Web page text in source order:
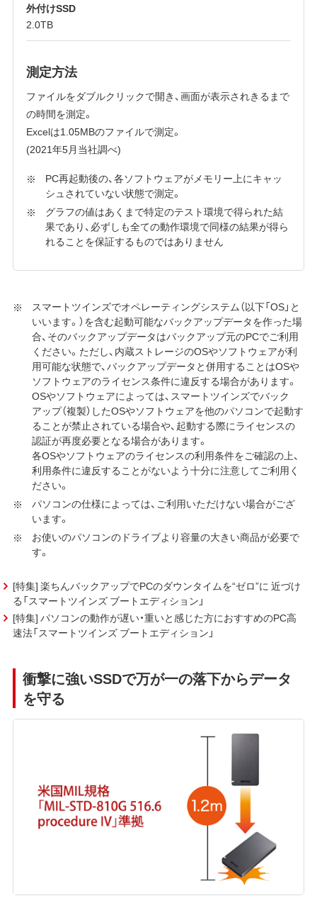
外付けSSD
2.0TB
測定方法
ファイルをダブルクリックで開き、画面が表示されきるまで
の時間を測定。
Excelは1.05MBのファイルで測定。
(2021年5月当社調べ)
PC再起動後の、各ソフトウェアがメモリー上にキャッ
シュされていない状態で測定。
グラフの値はあくまで特定のテスト環境で得られた結
果であり、必ずしも全ての動作環境で同様の結果が得ら
れることを保証するものではありません
スマートツインズでオペレーティングシステム（以下「OS」と
いいます。）を含む起動可能なバックアップデータを作った場
合、そのバックアップデータはバックアップ元のPCでご利用
ください。ただし、内蔵ストレージのOSやソフトウェアが利
用可能な状態で、バックアップデータと併用することはOSや
ソフトウェアのライセンス条件に違反する場合があります。
OSやソフトウェアによっては、スマートツインズでバック
アップ（複製）したOSやソフトウェアを他のパソコンで起動す
ることが禁止されている場合や、起動する際にライセンスの
認証が再度必要となる場合があります。
各OSやソフトウェアのライセンスの利用条件をご確認の上、
利用条件に違反することがないよう十分に注意してご利用く
ださい。
パソコンの仕様によっては、ご利用いただけない場合がござ
います。
お使いのパソコンのドライブより容量の大きい商品が必要で
す。
[特集] 楽ちんバックアップでPCのダウンタイムを“ゼロ”に 近づけ
る「スマートツインズ ブートエディション」
[特集] パソコンの動作が遅い・重いと感じた方におすすめのPC高
速法「スマートツインズ ブートエディション」
衝撃に強いSSDで万が一の落下からデータ
を守る